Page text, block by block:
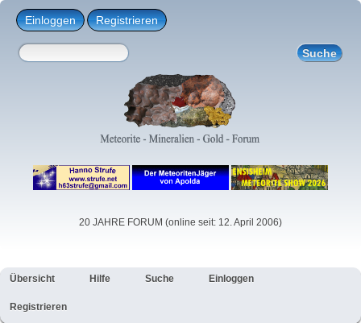
Einloggen Registrieren
20 JAHRE FORUM (online seit: 12. April 2006)
Übersicht Hilfe Suche Einloggen
Registrieren